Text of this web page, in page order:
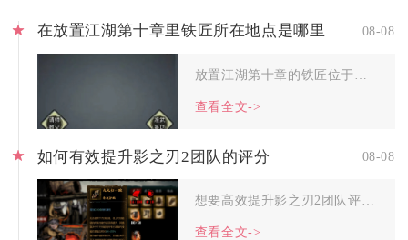
在放置江湖第十章里铁匠所在地点是哪里 08-08
查看全文->
如何有效提升影之刃2团队的评分 08-08
查看全文->